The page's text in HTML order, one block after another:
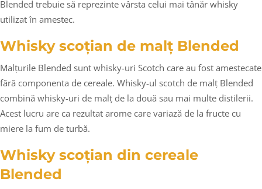
Blended trebuie să reprezinte vârsta celui mai tânăr whisky
utilizat în amestec.
Whisky scoțian de malț Blended
Malțurile Blended sunt whisky-uri Scotch care au fost amestecate
fără componenta de cereale. Whisky-ul scotch de malț Blended
combină whisky-uri de malț de la două sau mai multe distilerii.
Acest lucru are ca rezultat arome care variază de la fructe cu
miere la fum de turbă.
Whisky scoțian din cereale
Blended